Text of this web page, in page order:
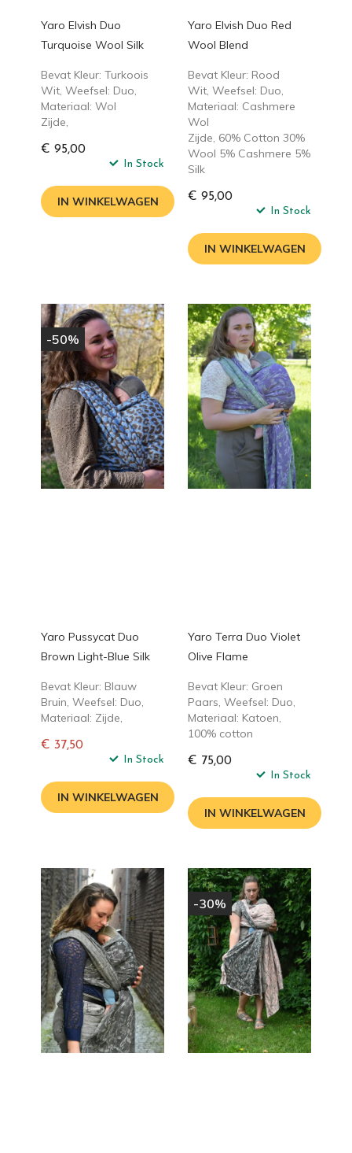
Yaro Elvish Duo
Turquoise Wool Silk
Bevat Kleur: Turkoois
Wit, Weefsel: Duo,
Materiaal: Wol
Zijde,
€ 95,00
In Stock
IN WINKELWAGEN
Yaro Elvish Duo Red
Wool Blend
Bevat Kleur: Rood
Wit, Weefsel: Duo,
Materiaal: Cashmere
Wol
Zijde, 60% Cotton 30%
Wool 5% Cashmere 5%
Silk
€ 95,00
In Stock
IN WINKELWAGEN
-50%
Yaro Pussycat Duo
Brown Light-Blue Silk
Bevat Kleur: Blauw
Bruin, Weefsel: Duo,
Materiaal: Zijde,
€ 37,50
In Stock
IN WINKELWAGEN
Yaro Terra Duo Violet
Olive Flame
Bevat Kleur: Groen
Paars, Weefsel: Duo,
Materiaal: Katoen,
100% cotton
€ 75,00
In Stock
IN WINKELWAGEN
-30%